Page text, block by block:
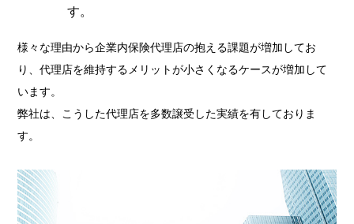
す。
様々な理由から企業内保険代理店の抱える課題が増加してお
り、代理店を維持するメリットが小さくなるケースが増加して
います。
弊社は、こうした代理店を多数譲受した実績を有しておりま
す。